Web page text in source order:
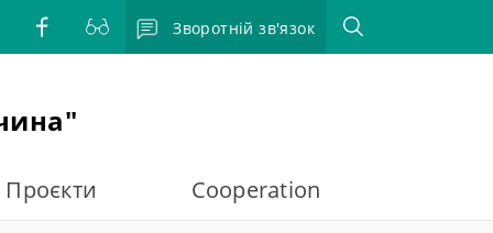
Зворотній зв'язок
Проєкти Cooperation